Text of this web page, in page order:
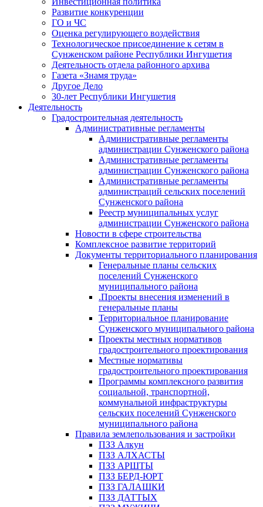
Развитие конкуренции
ГО и ЧС
Оценка регулирующего воздействия
Технологическое присоединение к сетям в
Сунженском районе Республики Ингушетия
Деятельность отдела районного архива
Газета «Знамя труда»
Другое Дело
30-лет Республики Ингушетия
Деятельность
Градостроительная деятельность
Административные регламенты
Административные регламенты
администрации Сунженского района
Административные регламенты
администрации Сунженского района
Административные регламенты
администраций сельских поселений
Сунженского района
Реестр муниципальных услуг
администрации Сунженского района
Новости в сфере строительства
Комплексное развитие территорий
Документы территориального планирования
Генеральные планы сельских
поселений Сунженского
муниципального района
.Проекты внесения изменений в
генеральные планы
Территориальное планирование
Сунженского муниципального района
Проекты местных нормативов
градостроительного проектирования
Местные нормативы
градостроительного проектирования
Программы комплексного развития
социальной, транспортной,
коммунальной инфраструктуры
сельских поселений Сунженского
муниципального района
Правила землепользования и застройки
ПЗЗ Алкун
ПЗЗ АЛХАСТЫ
ПЗЗ АРШТЫ
ПЗЗ БЕРД-ЮРТ
ПЗЗ ГАЛАШКИ
ПЗЗ ДАТТЫХ